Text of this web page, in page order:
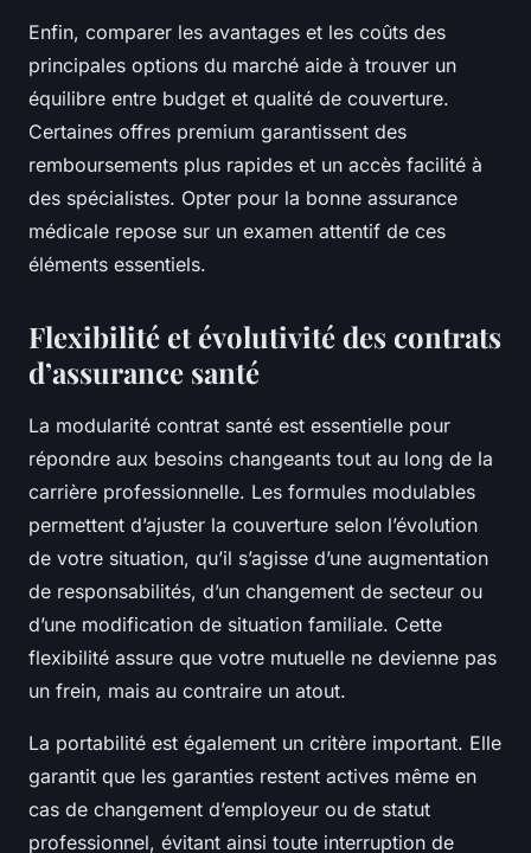
Enfin, comparer les avantages et les coûts des
principales options du marché aide à trouver un
équilibre entre budget et qualité de couverture.
Certaines offres premium garantissent des
remboursements plus rapides et un accès facilité à
des spécialistes. Opter pour la bonne assurance
médicale repose sur un examen attentif de ces
éléments essentiels.
Flexibilité et évolutivité des contrats
d’assurance santé
La modularité contrat santé est essentielle pour
répondre aux besoins changeants tout au long de la
carrière professionnelle. Les formules modulables
permettent d’ajuster la couverture selon l’évolution
de votre situation, qu’il s’agisse d’une augmentation
de responsabilités, d’un changement de secteur ou
d’une modification de situation familiale. Cette
flexibilité assure que votre mutuelle ne devienne pas
un frein, mais au contraire un atout.
La portabilité est également un critère important. Elle
garantit que les garanties restent actives même en
cas de changement d’employeur ou de statut
professionnel, évitant ainsi toute interruption de